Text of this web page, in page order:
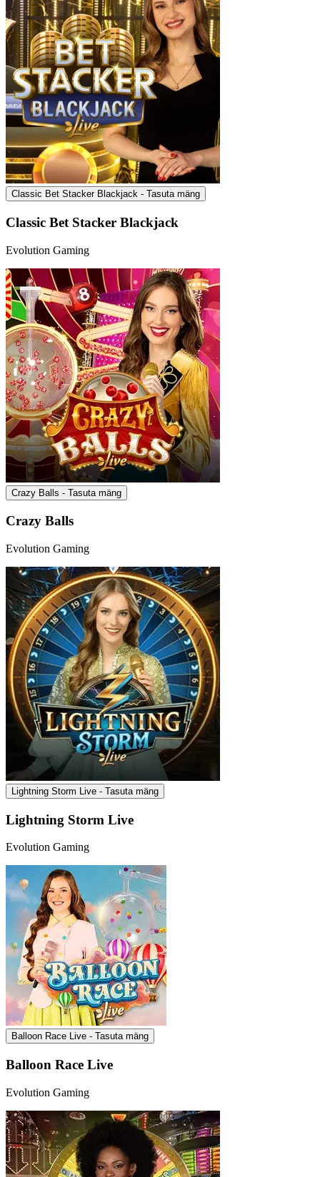
Classic Bet Stacker Blackjack - Tasuta mäng
Classic Bet Stacker Blackjack
Evolution Gaming
Crazy Balls - Tasuta mäng
Crazy Balls
Evolution Gaming
Lightning Storm Live - Tasuta mäng
Lightning Storm Live
Evolution Gaming
Balloon Race Live - Tasuta mäng
Balloon Race Live
Evolution Gaming